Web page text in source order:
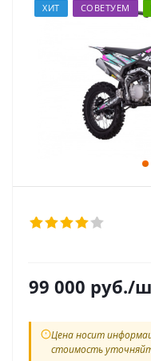
ХИТ СОВЕТУЕМ
99 000 руб./
Цена носит
стоимость